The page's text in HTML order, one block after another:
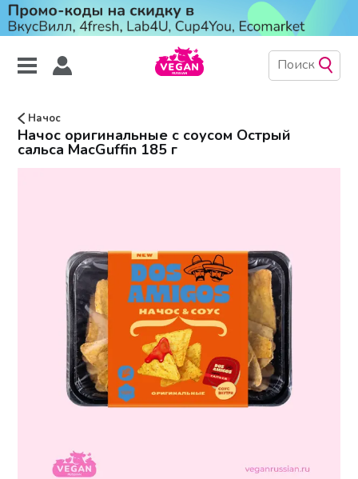
Начос
Начос оригинальные с соусом Острый
сальса MacGuffin 185 г